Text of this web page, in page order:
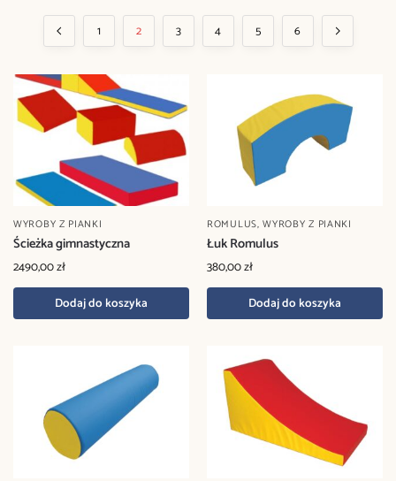
1 2 3 4 5 6
WYROBY Z PIANKI
Ścieżka gimnastyczna
2490,00zł
Dodaj do koszyka
ROMULUS,WYROBY Z PIANKI
Łuk Romulus
380,00zł
Dodaj do koszyka